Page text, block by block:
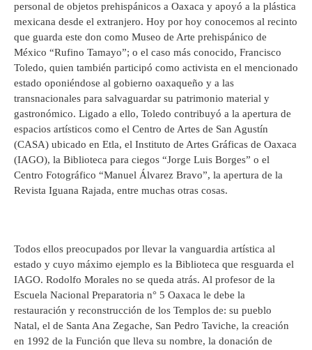
personal de objetos prehispánicos a Oaxaca y apoyó a la plástica
mexicana desde el extranjero. Hoy por hoy conocemos al recinto
que guarda este don como Museo de Arte prehispánico de
México “Rufino Tamayo”; o el caso más conocido, Francisco
Toledo, quien también participó como activista en el mencionado
estado oponiéndose al gobierno oaxaqueño y a las
transnacionales para salvaguardar su patrimonio material y
gastronómico. Ligado a ello, Toledo contribuyó a la apertura de
espacios artísticos como el Centro de Artes de San Agustín
(CASA) ubicado en Etla, el Instituto de Artes Gráficas de Oaxaca
(IAGO), la Biblioteca para ciegos “Jorge Luis Borges” o el
Centro Fotográfico “Manuel Álvarez Bravo”, la apertura de la
Revista Iguana Rajada, entre muchas otras cosas.
Todos ellos preocupados por llevar la vanguardia artística al
estado y cuyo máximo ejemplo es la Biblioteca que resguarda el
IAGO. Rodolfo Morales no se queda atrás. Al profesor de la
Escuela Nacional Preparatoria n° 5 Oaxaca le debe la
restauración y reconstrucción de los Templos de: su pueblo
Natal, el de Santa Ana Zegache, San Pedro Taviche, la creación
en 1992 de la Función que lleva su nombre, la donación de